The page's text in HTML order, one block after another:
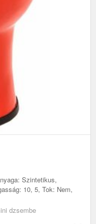
Szintetikus,
10, 5, Tok: Nem,
dzsembe